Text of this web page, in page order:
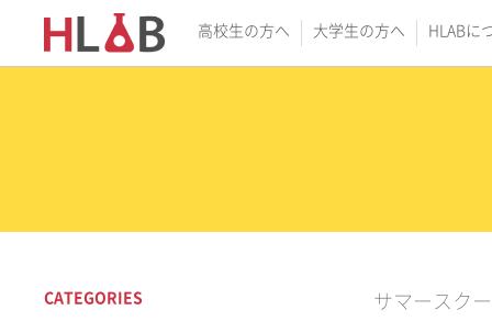
高校生の方へ 大学生の方へ HLABに
サマースク
CATEGORIES